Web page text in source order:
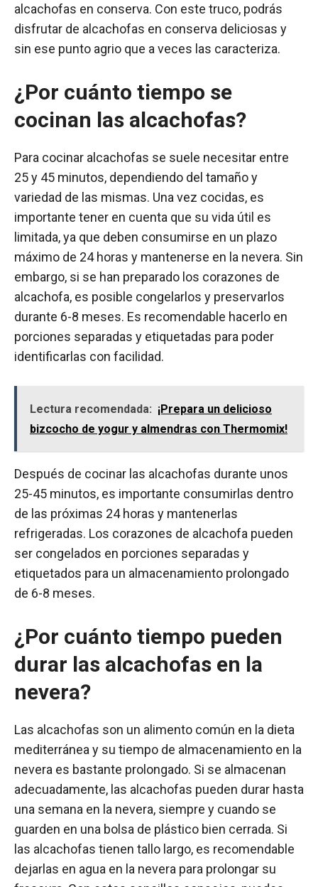
alcachofas en conserva. Con este truco, podrás
disfrutar de alcachofas en conserva deliciosas y
sin ese punto agrio que a veces las caracteriza.
¿Por cuánto tiempo se
cocinan las alcachofas?
Para cocinar alcachofas se suele necesitar entre
25 y 45 minutos, dependiendo del tamaño y
variedad de las mismas. Una vez cocidas, es
importante tener en cuenta que su vida útil es
limitada, ya que deben consumirse en un plazo
máximo de 24 horas y mantenerse en la nevera. Sin
embargo, si se han preparado los corazones de
alcachofa, es posible congelarlos y preservarlos
durante 6-8 meses. Es recomendable hacerlo en
porciones separadas y etiquetadas para poder
identificarlas con facilidad.
Lectura recomendada: ¡Prepara un delicioso
bizcocho de yogur y almendras con Thermomix!
Después de cocinar las alcachofas durante unos
25-45 minutos, es importante consumirlas dentro
de las próximas 24 horas y mantenerlas
refrigeradas. Los corazones de alcachofa pueden
ser congelados en porciones separadas y
etiquetados para un almacenamiento prolongado
de 6-8 meses.
¿Por cuánto tiempo pueden
durar las alcachofas en la
nevera?
Las alcachofas son un alimento común en la dieta
mediterránea y su tiempo de almacenamiento en la
nevera es bastante prolongado. Si se almacenan
adecuadamente, las alcachofas pueden durar hasta
una semana en la nevera, siempre y cuando se
guarden en una bolsa de plástico bien cerrada. Si
las alcachofas tienen tallo largo, es recomendable
dejarlas en agua en la nevera para prolongar su